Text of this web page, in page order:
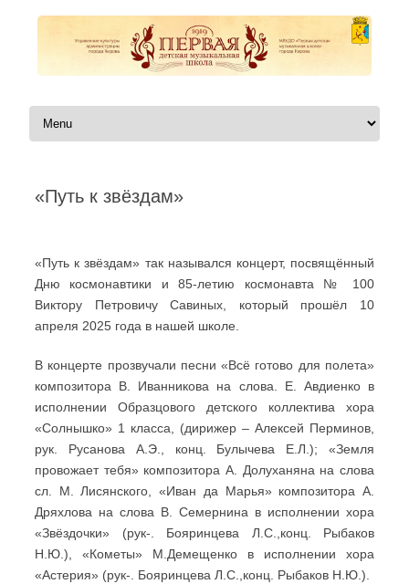
Перейти к содержимому
«Путь к звёздам»
«Путь к звёздам» так назывался концерт, посвящённый
Дню космонавтики и 85-летию космонавта № 100
Виктору Петровичу Савиных, который прошёл 10
апреля 2025 года в нашей школе.
В концерте прозвучали песни «Всё готово для полета»
композитора В. Иванникова на слова. Е. Авдиенко в
исполнении Образцового детского коллектива хора
«Солнышко» 1 класса, (дирижер – Алексей Перминов,
рук. Русанова А.Э., конц. Булычева Е.Л.); «Земля
провожает тебя» композитора А. Долуханяна на слова
сл. М. Лисянского, «Иван да Марья» композитора А.
Дряхлова на слова В. Семернина в исполнении хора
«Звёздочки» (рук-. Бояринцева Л.С.,конц. Рыбаков
Н.Ю.), «Кометы» М.Демещенко в исполнении хора
«Астерия» (рук-. Бояринцева Л.С.,конц. Рыбаков Н.Ю.).